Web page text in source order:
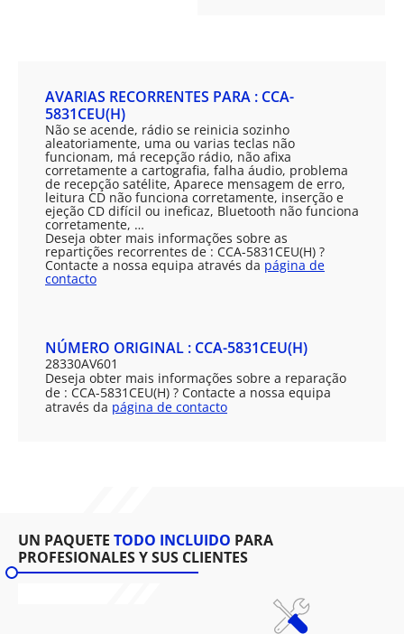
AVARIAS RECORRENTES PARA : CCA-
5831CEU(H)
Não se acende, rádio se reinicia sozinho
aleatoriamente, uma ou varias teclas não
funcionam, má recepção rádio, não afixa
corretamente a cartografia, falha áudio, problema
de recepção satélite, Aparece mensagem de erro,
leitura CD não funciona corretamente, inserção e
ejeção CD difícil ou ineficaz, Bluetooth não funciona
corretamente, …
Deseja obter mais informações sobre as
repartições recorrentes de : CCA-5831CEU(H) ?
Contacte a nossa equipa através da página de
contacto
NÚMERO ORIGINAL : CCA-5831CEU(H)
28330AV601
Deseja obter mais informações sobre a reparação
de : CCA-5831CEU(H) ? Contacte a nossa equipa
através da página de contacto
UN PAQUETE TODO INCLUIDO PARA
PROFESIONALES Y SUS CLIENTES